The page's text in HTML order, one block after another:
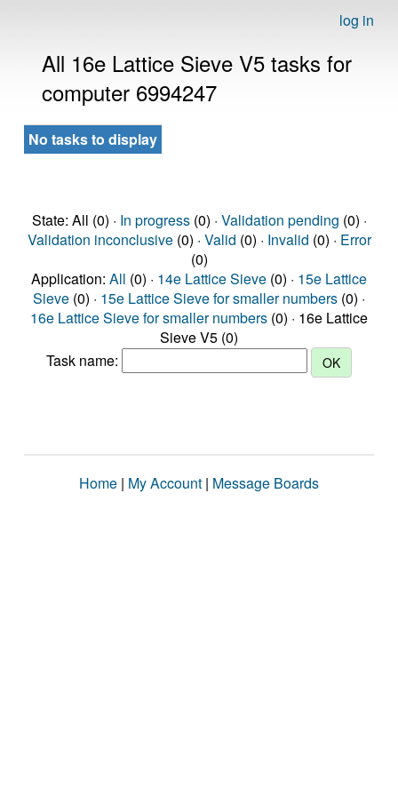
log in
All 16e Lattice Sieve V5 tasks for
computer 6994247
No tasks to display
State: All (0) · In progress(0) · Validation pending (0) ·
Validation inconclusive(0) · Valid (0) · Invalid (0) · Error
(0)
Application: All (0) · 14e Lattice Sieve (0) · 15e Lattice
Sieve (0) · 15e Lattice Sieve for smaller numbers (0) ·
16e Lattice Sieve for smaller numbers (0) · 16e Lattice
Sieve V5 (0)
Task name:
Home | My Account | Message Boards